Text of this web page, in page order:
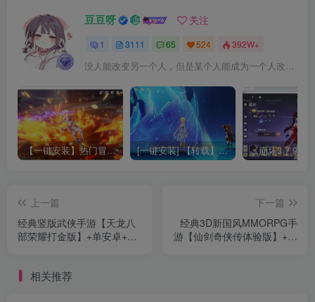
豆豆呀 关注
1 3111 65 524 392W+
没人能改变另一个人，但是某个人能成为一个人改变的原因
【一键安装】热门冒险策略类游戏崩坏：星穹铁道全新2.3版本一键端+一键代理+一键启动+免虚拟机 [一键安装] 【转载】原神3.4真端服务端+源码+配套客户端+详尽说明+GM工具+源码说明文件
上一篇
经典竖版武侠手游【天龙八
部荣耀打金版】+单安卓+运
教程
下一篇
经典3D新国风MMORPG手
游【仙剑奇侠传体验版】+单
相关推荐